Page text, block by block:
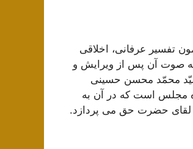
تفسیر عرفانی، اخلاقی
که صوت آن پس از ویرایش و
سیّد محمّد محسن حسینی
مجلس است که در آن به
لقای حضرت حق می پردازد.